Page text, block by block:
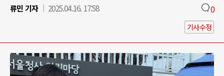
류민 기자
2025.04.16. 17:58 0
기사수정